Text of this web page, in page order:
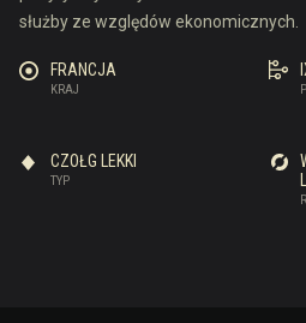
służby ze względów ekonomicznych.
KRAJ
FRANCJA
TYP
CZOŁG LEKKI